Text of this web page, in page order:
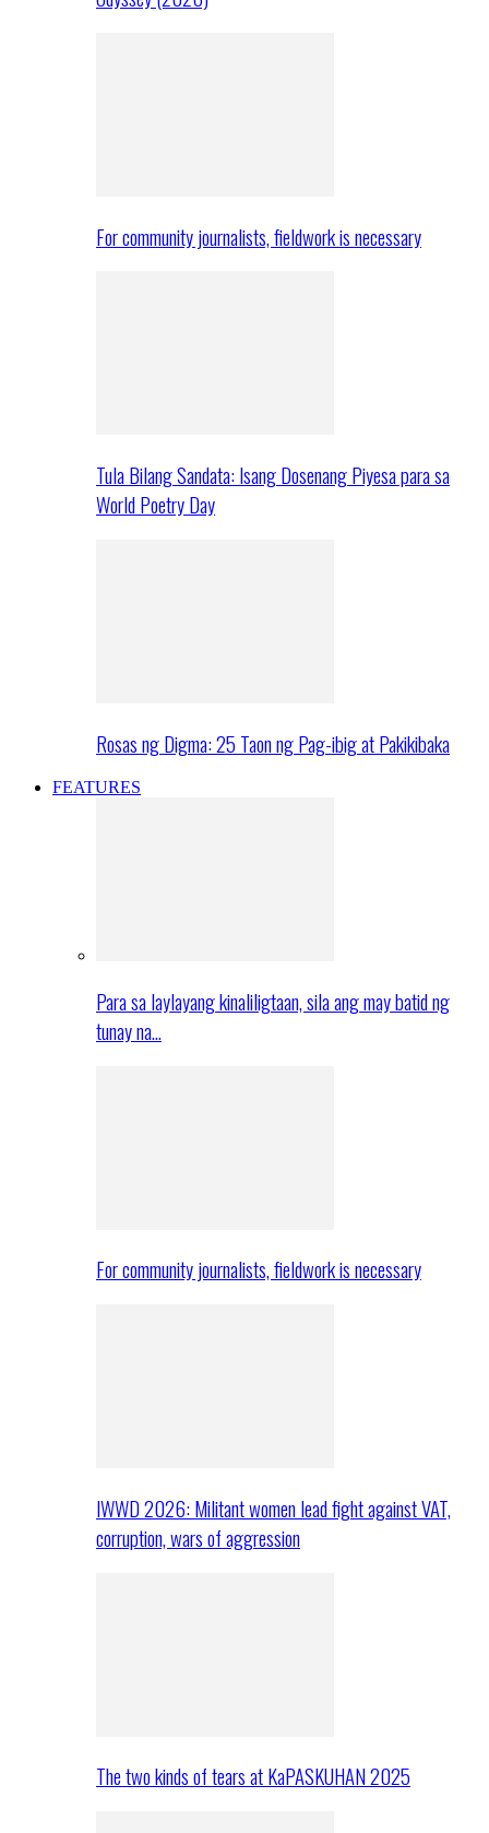
For community journalists, fieldwork is necessary
Tula Bilang Sandata: Isang Dosenang Piyesa para sa
World Poetry Day
Rosas ng Digma: 25 Taon ng Pag-ibig at Pakikibaka
FEATURES
Para sa laylayang kinaliligtaan, sila ang may batid ng
tunay na…
For community journalists, fieldwork is necessary
IWWD 2026: Militant women lead fight against VAT,
corruption, wars of aggression
The two kinds of tears at KaPASKUHAN 2025